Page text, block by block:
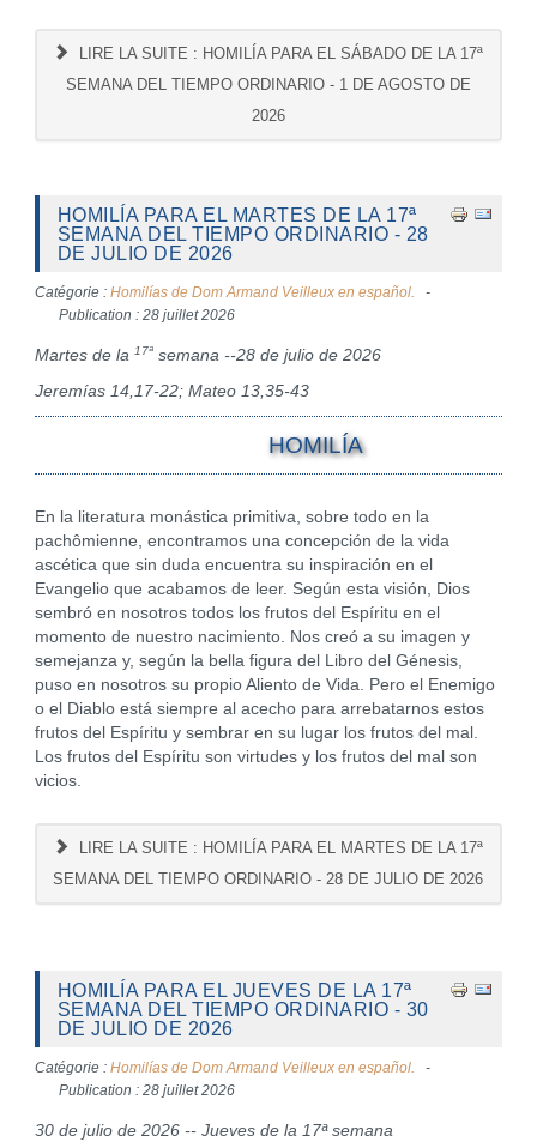
LIRE LA SUITE : HOMILÍA PARA EL SÁBADO DE LA 17ª
SEMANA DEL TIEMPO ORDINARIO - 1 DE AGOSTO DE
2026
HOMILÍA PARA EL MARTES DE LA 17ª
SEMANA DEL TIEMPO ORDINARIO - 28
DE JULIO DE 2026
Catégorie : Homilías de Dom Armand Veilleux en español.
Publication : 28 juillet 2026
Martes de la 17ªsemana --28 de julio de 2026
Jeremías 14,17-22; Mateo 13,35-43
HOMILÍA
En la literatura monástica primitiva, sobre todo en la
pachômienne, encontramos una concepción de la vida
ascética que sin duda encuentra su inspiración en el
Evangelio que acabamos de leer. Según esta visión, Dios
sembró en nosotros todos los frutos del Espíritu en el
momento de nuestro nacimiento. Nos creó a su imagen y
semejanza y, según la bella figura del Libro del Génesis,
puso en nosotros su propio Aliento de Vida. Pero el Enemigo
o el Diablo está siempre al acecho para arrebatarnos estos
frutos del Espíritu y sembrar en su lugar los frutos del mal.
Los frutos del Espíritu son virtudes y los frutos del mal son
vicios.
LIRE LA SUITE : HOMILÍA PARA EL MARTES DE LA 17ª
SEMANA DEL TIEMPO ORDINARIO - 28 DE JULIO DE 2026
HOMILÍA PARA EL JUEVES DE LA 17ª
SEMANA DEL TIEMPO ORDINARIO - 30
DE JULIO DE 2026
Catégorie : Homilías de Dom Armand Veilleux en español.
Publication : 28 juillet 2026
30 de julio de 2026 -- Jueves de la 17ª semana